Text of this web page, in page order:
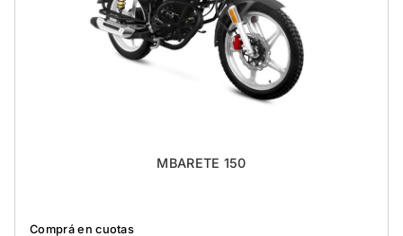
MBARETE 150
Comprá en cuotas